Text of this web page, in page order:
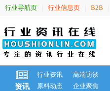
行业导航页 行业信息页 B2B
资讯
行业资讯
高端访谈
原料动态
企业聚焦